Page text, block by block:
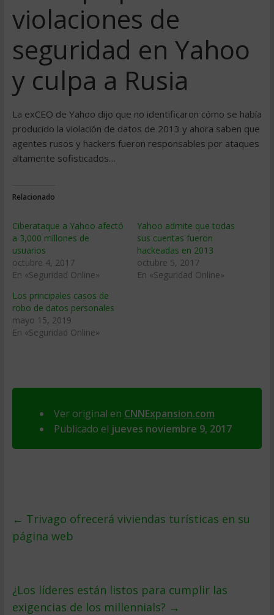
violaciones de
seguridad en Yahoo
y culpa a Rusia
La exCEO de Yahoo dijo que no identificaron cómo se había
producido la violación de datos de 2013 y ahora saben que
agentes rusos y hackers fueron responsables por ataques
altamente sofisticados…
Relacionado
Ciberataque a Yahoo afectó
a 3,000 millones de
usuarios
octubre 4, 2017
En «Seguridad Online»
Yahoo admite que todas
sus cuentas fueron
hackeadas en 2013
octubre 5, 2017
En «Seguridad Online»
Los principales casos de
robo de datos personales
mayo 15, 2019
En «Seguridad Online»
Ver original en CNNExpansion.com
Publicado el jueves noviembre 9, 2017
← Trivago ofrecerá viviendas turísticas en su
página web
¿Los líderes están listos para cumplir las
exigencias de los millennials? →